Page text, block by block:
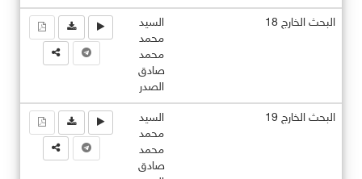
البحث الخارج 18
السيد
محمد
محمد
صادق
الصدر
البحث الخارج 19
السيد
محمد
محمد
صادق